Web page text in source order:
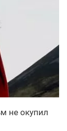
не окупил